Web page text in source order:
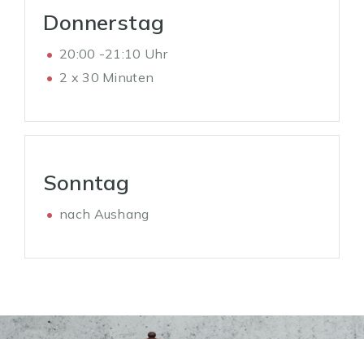
Donnerstag
20:00 -21:10 Uhr
2 x 30 Minuten
Sonntag
nach Aushang